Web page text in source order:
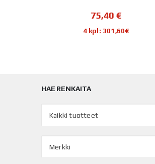
75,40 €
4 kpl: 301,60€
HAE RENKAITA
Kaikki tuotteet
Merkki